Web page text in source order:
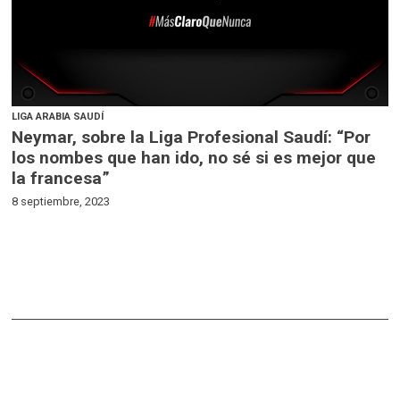
LIGA ARABIA SAUDÍ
Neymar, sobre la Liga Profesional Saudí: “Por
los nombes que han ido, no sé si es mejor que
la francesa”
8 septiembre, 2023